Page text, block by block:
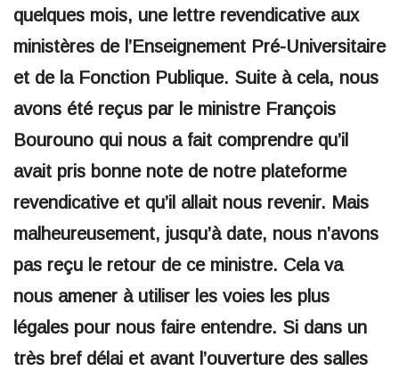
quelques mois, une lettre revendicative aux
ministères de l’Enseignement Pré-Universitaire
et de la Fonction Publique. Suite à cela, nous
avons été reçus par le ministre François
Bourouno qui nous a fait comprendre qu’il
avait pris bonne note de notre plateforme
revendicative et qu’il allait nous revenir. Mais
malheureusement, jusqu’à date, nous n’avons
pas reçu le retour de ce ministre. Cela va
nous amener à utiliser les voies les plus
légales pour nous faire entendre. Si dans un
très bref délai et avant l’ouverture des salles